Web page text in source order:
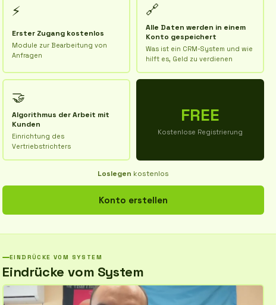
⚡
Erster Zugang kostenlos
Module zur Bearbeitung von
Anfragen
🔗
Alle Daten werden in einem
Konto gespeichert
Was ist ein CRM-System und wie
hilft es, Geld zu verdienen
🤝
Algorithmus der Arbeit mit
Kunden
Einrichtung des
Vertriebstrichters
FREE
Kostenlose Registrierung
Loslegen kostenlos
Konto erstellen
EINDRÜCKE VOM SYSTEM
Eindrücke vom System